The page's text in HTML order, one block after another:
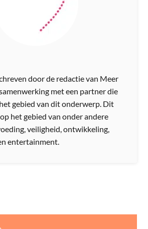
door de redactie van Meer
met een partner die
gebied van dit onderwerp. Dit
het gebied van onder andere
veiligheid, ontwikkeling,
entertainment.